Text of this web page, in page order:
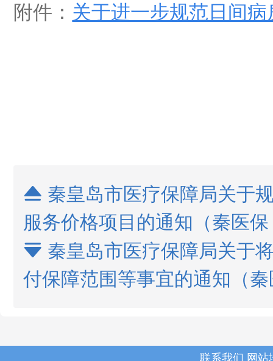
附件： 关于进一步规范日间
 秦皇岛市医疗保障局关于
服务价格项目的通知（秦医
 秦皇岛市医疗保障局关于
付保障范围等事宜的通知（
联系我们 网站